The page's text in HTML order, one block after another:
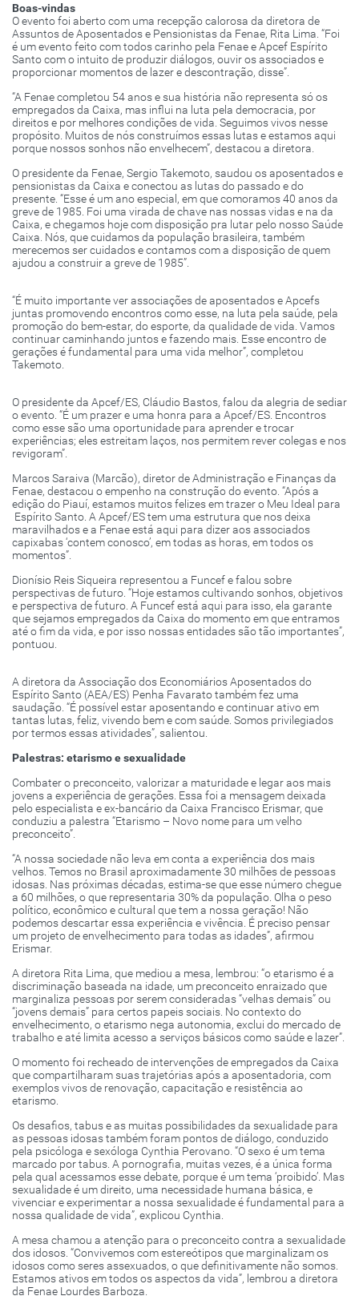
Boas-vindas
O evento foi aberto com uma recepção calorosa da diretora de
Assuntos de Aposentados e Pensionistas da Fenae, Rita Lima. “Foi
é um evento feito com todos carinho pela Fenae e Apcef Espírito
Santo com o intuito de produzir diálogos, ouvir os associados e
proporcionar momentos de lazer e descontração, disse”.
“A Fenae completou 54 anos e sua história não representa só os
empregados da Caixa, mas influi na luta pela democracia, por
direitos e por melhores condições de vida. Seguimos vivos nesse
propósito. Muitos de nós construímos essas lutas e estamos aqui
porque nossos sonhos não envelhecem”, destacou a diretora.
O presidente da Fenae, Sergio Takemoto, saudou os aposentados e
pensionistas da Caixa e conectou as lutas do passado e do
presente. “Esse é um ano especial, em que comoramos 40 anos da
greve de 1985. Foi uma virada de chave nas nossas vidas e na da
Caixa, e chegamos hoje com disposição pra lutar pelo nosso Saúde
Caixa. Nós, que cuidamos da população brasileira, também
merecemos ser cuidados e contamos com a disposição de quem
ajudou a construir a greve de 1985”.
“É muito importante ver associações de aposentados e Apcefs
juntas promovendo encontros como esse, na luta pela saúde, pela
promoção do bem-estar, do esporte, da qualidade de vida. Vamos
continuar caminhando juntos e fazendo mais. Esse encontro de
gerações é fundamental para uma vida melhor”, completou
Takemoto.
O presidente da Apcef/ES, Cláudio Bastos, falou da alegria de sediar
o evento. “É um prazer e uma honra para a Apcef/ES. Encontros
como esse são uma oportunidade para aprender e trocar
experiências; eles estreitam laços, nos permitem rever colegas e nos
revigoram”.
Marcos Saraiva (Marcão), diretor de Administração e Finanças da
Fenae, destacou o empenho na construção do evento. “Após a
edição do Piauí, estamos muitos felizes em trazer o Meu Ideal para
Espírito Santo. A Apcef/ES tem uma estrutura que nos deixa
maravilhados e a Fenae está aqui para dizer aos associados
capixabas ‘contem conosco’, em todas as horas, em todos os
momentos”.
Dionísio Reis Siqueira representou a Funcef e falou sobre
perspectivas de futuro. “Hoje estamos cultivando sonhos, objetivos
e perspectiva de futuro. A Funcef está aqui para isso, ela garante
que sejamos empregados da Caixa do momento em que entramos
até o fim da vida, e por isso nossas entidades são tão importantes”,
pontuou.
A diretora da Associação dos Economiários Aposentados do
Espírito Santo (AEA/ES) Penha Favarato também fez uma
saudação. “É possível estar aposentando e continuar ativo em
tantas lutas, feliz, vivendo bem e com saúde. Somos privilegiados
por termos essas atividades”, salientou.
Palestras: etarismo e sexualidade
Combater o preconceito, valorizar a maturidade e legar aos mais
jovens a experiência de gerações. Essa foi a mensagem deixada
pelo especialista e ex-bancário da Caixa Francisco Erismar, que
conduziu a palestra “Etarismo – Novo nome para um velho
preconceito”.
“A nossa sociedade não leva em conta a experiência dos mais
velhos. Temos no Brasil aproximadamente 30 milhões de pessoas
idosas. Nas próximas décadas, estima-se que esse número chegue
a 60 milhões, o que representaria 30% da população. Olha o peso
político, econômico e cultural que tem a nossa geração! Não
podemos descartar essa experiência e vivência. É preciso pensar
um projeto de envelhecimento para todas as idades”, afirmou
Erismar.
A diretora Rita Lima, que mediou a mesa, lembrou: “o etarismo é a
discriminação baseada na idade, um preconceito enraizado que
marginaliza pessoas por serem consideradas “velhas demais” ou
“jovens demais” para certos papeis sociais. No contexto do
envelhecimento, o etarismo nega autonomia, exclui do mercado de
trabalho e até limita acesso a serviços básicos como saúde e lazer”.
O momento foi recheado de intervenções de empregados da Caixa
que compartilharam suas trajetórias após a aposentadoria, com
exemplos vivos de renovação, capacitação e resistência ao
etarismo.
Os desafios, tabus e as muitas possibilidades da sexualidade para
as pessoas idosas também foram pontos de diálogo, conduzido
pela psicóloga e sexóloga Cynthia Perovano. “O sexo é um tema
marcado por tabus. A pornografia, muitas vezes, é a única forma
pela qual acessamos esse debate, porque é um tema ‘proibido’. Mas
sexualidade é um direito, uma necessidade humana básica, e
vivenciar e experimentar a nossa sexualidade é fundamental para a
nossa qualidade de vida”, explicou Cynthia.
A mesa chamou a atenção para o preconceito contra a sexualidade
dos idosos. “Convivemos com estereótipos que marginalizam os
idosos como seres assexuados, o que definitivamente não somos.
Estamos ativos em todos os aspectos da vida”, lembrou a diretora
da Fenae Lourdes Barboza.